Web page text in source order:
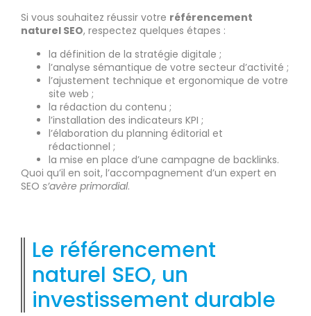
Si vous souhaitez réussir votre référencement
naturel SEO, respectez quelques étapes :
la définition de la stratégie digitale ;
l’analyse sémantique de votre secteur d’activité ;
l’ajustement technique et ergonomique de votre
site web ;
la rédaction du contenu ;
l’installation des indicateurs KPI ;
l’élaboration du planning éditorial et
rédactionnel ;
la mise en place d’une campagne de backlinks.
Quoi qu’il en soit, l’accompagnement d’un expert en
SEO s’avère primordial.
Le référencement
naturel SEO, un
investissement durable